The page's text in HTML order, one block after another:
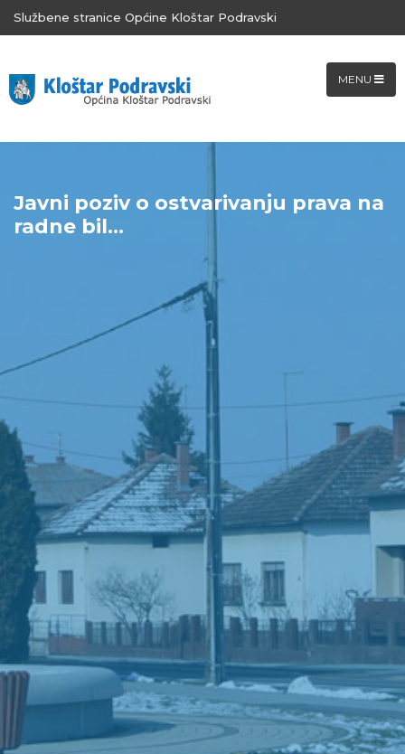
Službene stranice Općine Kloštar Podravski
MENU
Javni poziv o ostvarivanju prava na
radne bil...